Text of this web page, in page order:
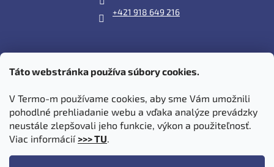
Táto webstránka používa súbory cookies.
V Termo-m používame cookies, aby sme Vám umožnili
pohodlné prehliadanie webu a vďaka analýze prevádzky
neustále zlepšovali jeho funkcie, výkon a použiteľnosť.
Viac informácií >>> TU.
+421 918 649 216
Prijímame online platby